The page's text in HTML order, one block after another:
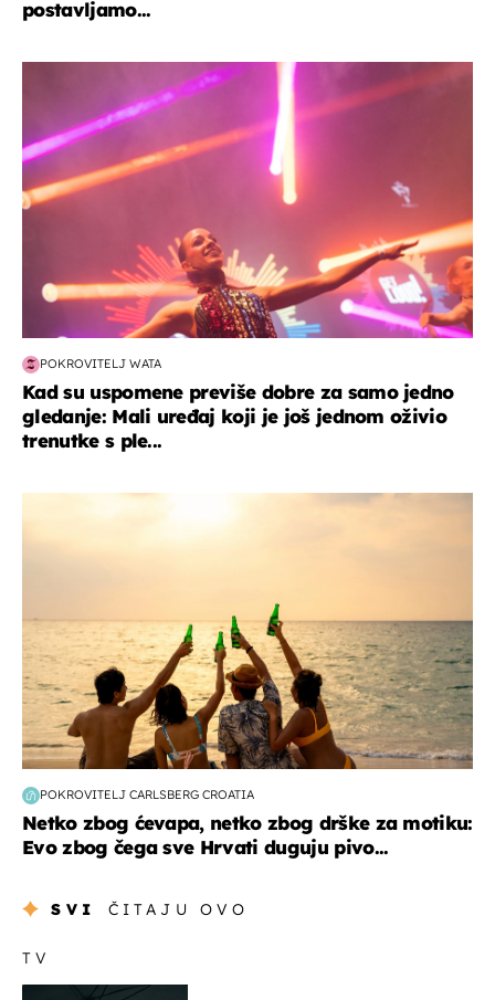
postavljamo...
POKROVITELJ WATA
Kad su uspomene previše dobre za samo jedno
gledanje: Mali uređaj koji je još jednom oživio
trenutke s ple...
POKROVITELJ CARLSBERG CROATIA
Netko zbog ćevapa, netko zbog drške za motiku:
Evo zbog čega sve Hrvati duguju pivo...
SVI ČITAJU OVO
TV